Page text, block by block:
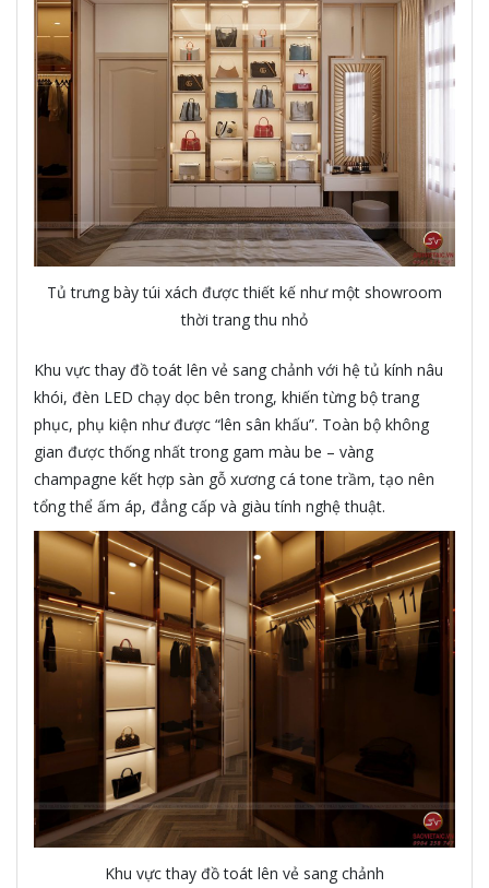
Tủ trưng bày túi xách được thiết kế như một showroom
thời trang thu nhỏ
Khu vực thay đồ toát lên vẻ sang chảnh với hệ tủ kính nâu
khói, đèn LED chạy dọc bên trong, khiến từng bộ trang
phục, phụ kiện như được “lên sân khấu”. Toàn bộ không
gian được thống nhất trong gam màu be – vàng
champagne kết hợp sàn gỗ xương cá tone trầm, tạo nên
tổng thể ấm áp, đẳng cấp và giàu tính nghệ thuật.
Khu vực thay đồ toát lên vẻ sang chảnh